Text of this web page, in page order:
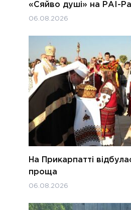
«Сяйво душі» на РАІ-
06.08.2026
На Прикарпатті
проща
06.08.2026